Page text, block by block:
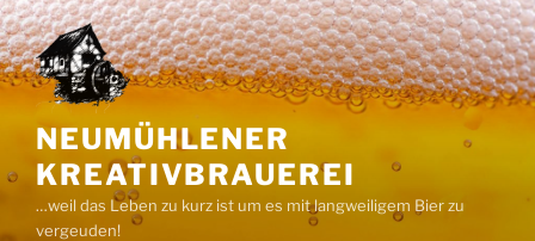
Zum
Inhalt
springen
NEUMÜHLENER
KREATIVBRAUEREI
…weil das Leben zu kurz ist um es mit langweiligem Bier zu
vergeuden!